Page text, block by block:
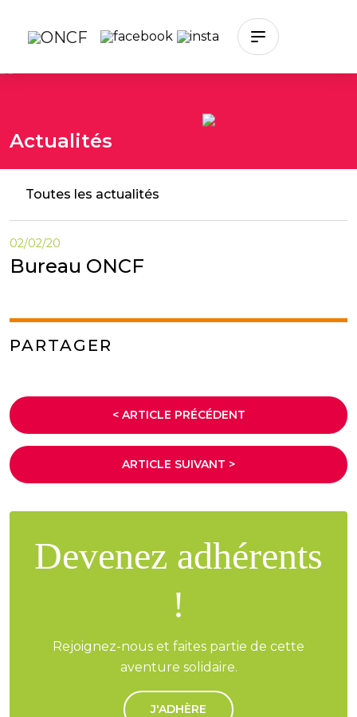
Actualités
Toutes les actualités
02/02/20
Bureau ONCF
PARTAGER
< ARTICLE PRÉCÉDENT
ARTICLE SUIVANT >
Devenez adhérents
!
Rejoignez-nous et faites partie de cette
aventure solidaire.
J'ADHÈRE